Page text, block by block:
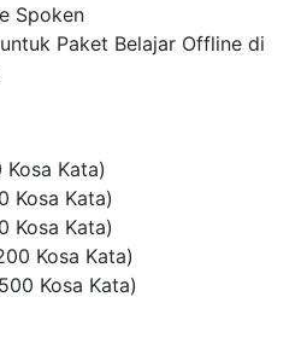
Spoken
Paket Belajar Offline di
Kata)
Kosa Kata)
Kosa Kata)
Kosa Kata)
Kosa Kata)